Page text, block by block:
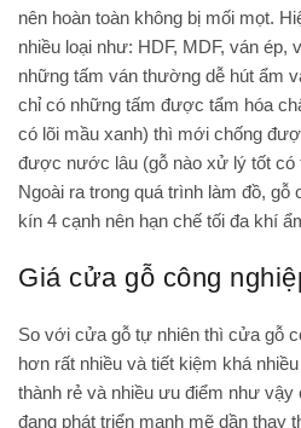
nên hoàn toàn không bị mối mọt.
nhiều loại như: HDF, MDF, ván ép,
những tấm ván thường dễ hút ẩm
chỉ có những tấm được tẩm hóa
có lõi mầu xanh) thì mới chống
được nước lâu (gỗ nào xử lý tốt có
Ngoài ra trong quá trình làm đồ,
kín 4 cạnh nên hạn chế tối đa khí
Giá cửa gỗ công
So với cửa gỗ tự nhiên thì cửa gỗ
hơn rất nhiều và tiết kiệm khá
thành rẻ và nhiều ưu điểm như vậy
đang phát triển mạnh mẽ dần thay